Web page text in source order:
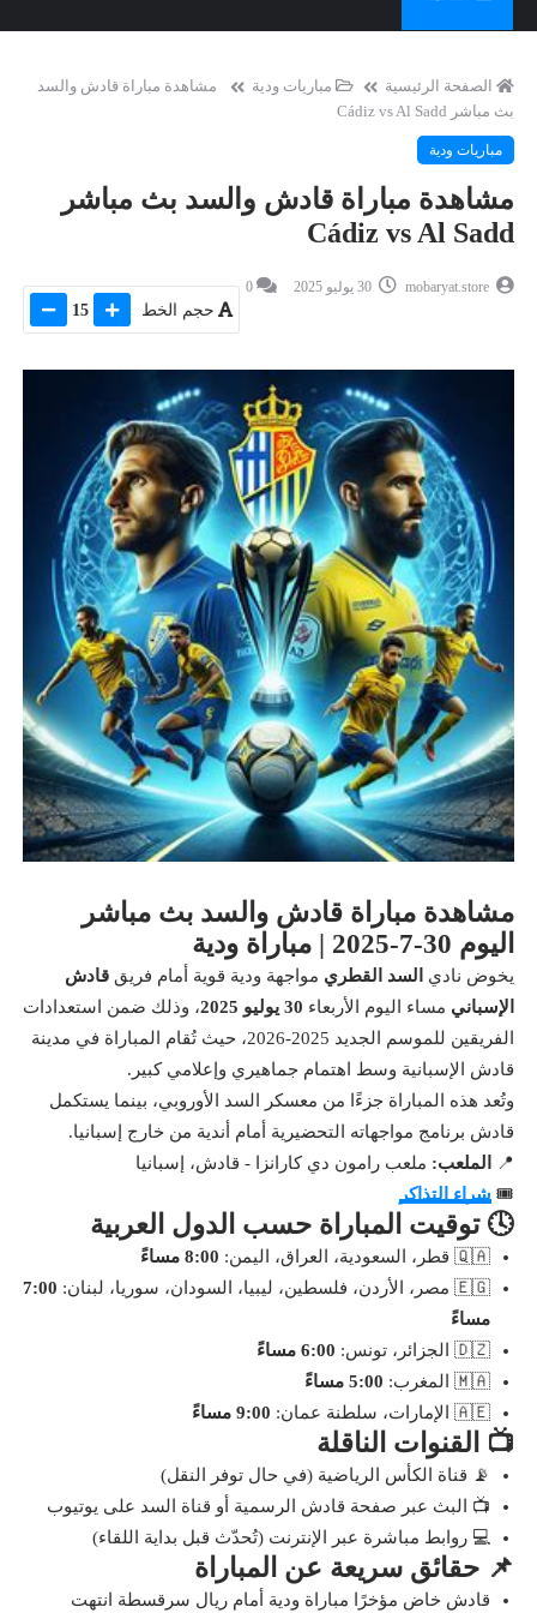
الصفحة الرئيسية مباريات ودية
مشاهدة مباراة قادش والسد
بث مباشر Cádiz vs Al Sadd
مباريات ودية
مشاهدة مباراة قادش والسد بث مباشر
Cádiz vs Al Sadd
mobaryat.store
0
حجم الخط 15
مشاهدة مباراة قادش والسد بث مباشر
اليوم 30-7-2025 | مباراة ودية
يخوض نادي السد القطري مواجهة ودية قوية أمام فريق قادش
الإسباني مساء اليوم الأربعاء 30 يوليو 2025
، وذلك ضمن استعدادات
الفريقين للموسم الجديد 2025-2026، حيث تُقام المباراة في مدينة
قادش الإسبانية وسط اهتمام جماهيري وإعلامي كبير.
وتُعد هذه المباراة جزءًا من معسكر السد الأوروبي، بينما يستكمل
قادش برنامج مواجهاته التحضيرية أمام أندية من خارج إسبانيا.
📍
الملعب: ملعب رامون دي كارانزا - قادش، إسبانيا
🎟️ شراء التذاكر
🕓 توقيت المباراة حسب الدول العربية
🇶🇦 قطر، السعودية، العراق، اليمن:
8:00 مساءً
🇪🇬 مصر، الأردن، فلسطين، ليبيا، السودان، سوريا، لبنان:
7:00
مساءً
🇩🇿 الجزائر، تونس:
6:00 مساءً
🇲🇦 المغرب:
5:00 مساءً
🇦🇪 الإمارات، سلطنة عمان:
9:00 مساءً
📺 القنوات الناقلة
📡 قناة الكأس الرياضية (في حال توفر النقل)
📺 البث عبر صفحة قادش الرسمية أو قناة السد على يوتيوب
💻 روابط مباشرة عبر الإنترنت (تُحدّث قبل بداية اللقاء)
📌 حقائق سريعة عن المباراة
قادش خاض مؤخرًا مباراة ودية أمام ريال سرقسطة انتهت